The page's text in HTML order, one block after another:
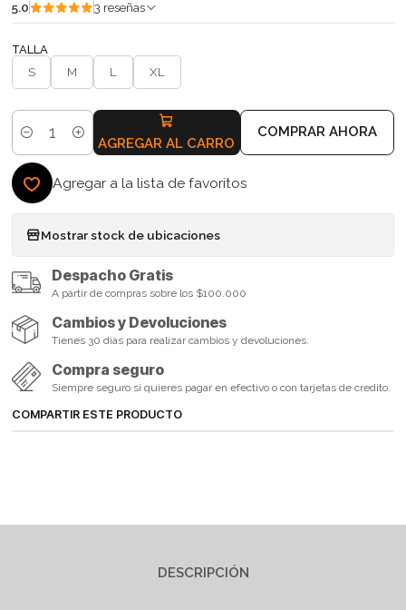
5.0 3 reseñas
TALLA
S M L XL
Cantidad AGREGAR AL CARRO
COMPRAR AHORA
Agregar a la lista de favoritos
Mostrar stock de ubicaciones
Despacho Gratis
A partir de compras sobre los $100.000
Cambios y Devoluciones
Tienes 30 días para realizar cambios y devoluciones.
Compra seguro
Siempre seguro si quieres pagar en efectivo o con tarjetas de credito.
COMPARTIR ESTE PRODUCTO
DESCRIPCIÓN